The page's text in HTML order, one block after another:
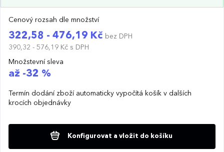
Cenový rozsah dle množství
322,58 - 476,19 Kč bez DPH
390,32 - 576,19 Kč s DPH
Množstevní sleva
až -32 %
Termín dodání zboží automaticky vypočítá košík v dalších
krocích objednávky
Konfigurovat a vložit do košíku